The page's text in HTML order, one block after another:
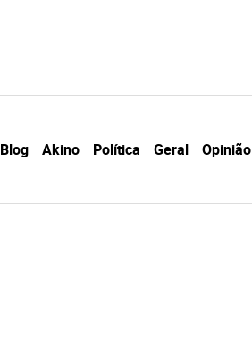
Blog Akino Política Geral Opinião